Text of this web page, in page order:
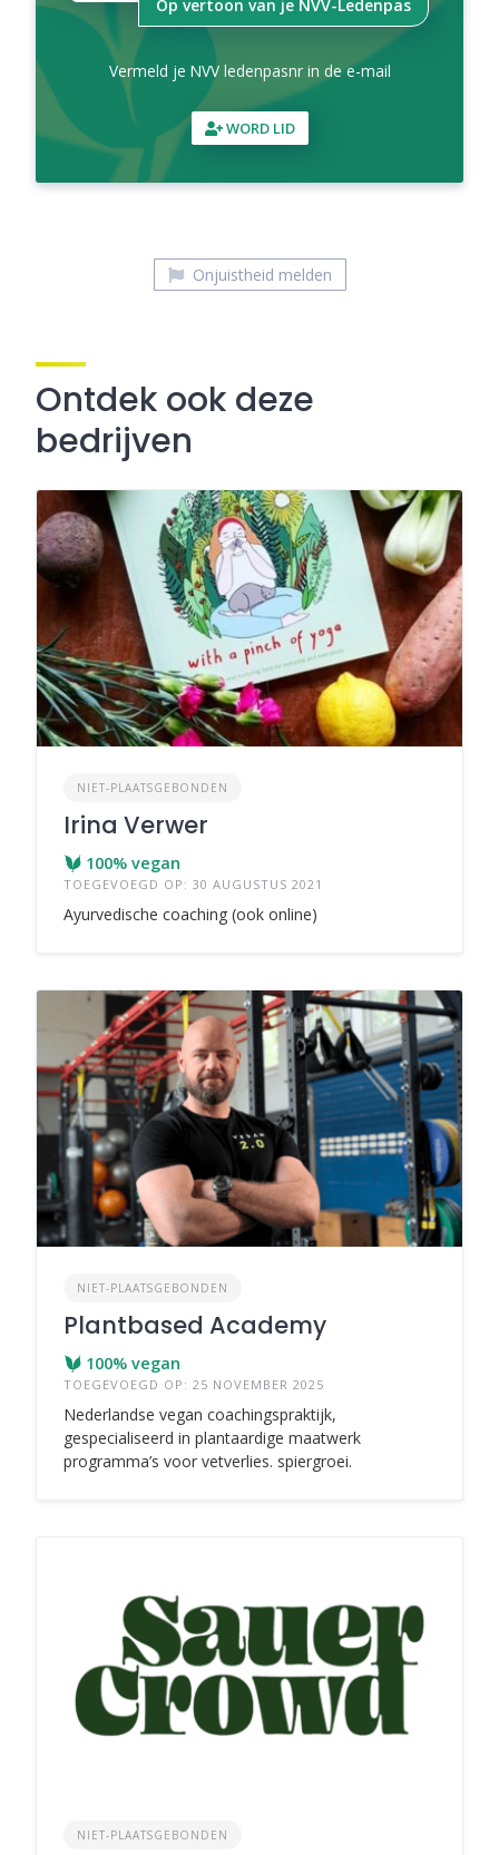
Op vertoon van je NVV-Ledenpas
Vermeld je NVV ledenpasnr in de e-mail
WORD LID
Onjuistheid melden
Ontdek ook deze
bedrijven
NIET-PLAATSGEBONDEN
Irina Verwer
100% vegan
TOEGEVOEGD OP: 30 AUGUSTUS 2021
Ayurvedische coaching (ook online)
NIET-PLAATSGEBONDEN
Plantbased Academy
100% vegan
TOEGEVOEGD OP: 25 NOVEMBER 2025
Nederlandse vegan coachingspraktijk,
gespecialiseerd in plantaardige maatwerk
programma’s voor vetverlies. spiergroei.
NIET-PLAATSGEBONDEN